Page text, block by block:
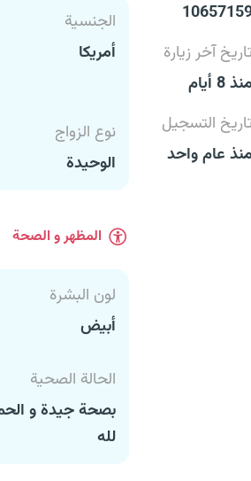
تاريخ آخر زيارة
منذ 8 أيام
تاريخ التسجيل
منذ عام واحد
الجنسية
أمريكا
نوع الزواج
الوحيدة
المظهر و الصحة
لون البشرة
أبيض
الحالة الصحية
بصحة جيدة و
لله